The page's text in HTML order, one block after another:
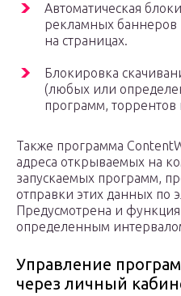
Автоматическая
рекламных баннеров
на страницах.
Блокировка
(любых или
программ, торрентов
Также программа
адреса открываемых на
запускаемых программ,
отправки этих данных по
Предусмотрена и
определенным
Управление
через личный